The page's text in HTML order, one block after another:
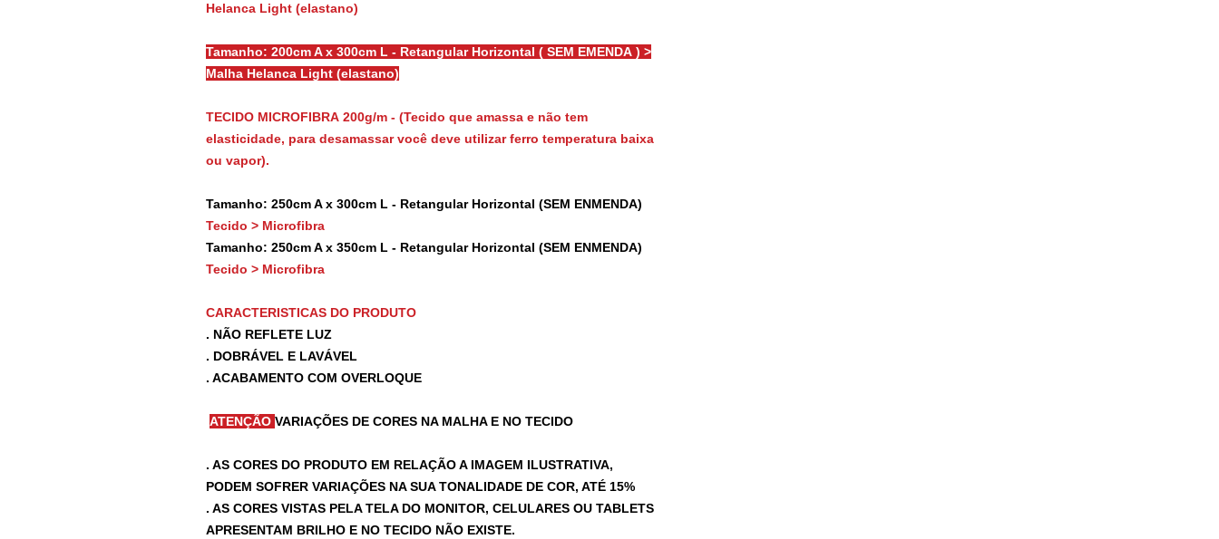
Helanca Light (elastano)
Tamanho: 200cm A x 300cm L - Retangular Horizontal ( SEM EMENDA ) >
Malha Helanca Light (elastano)
TECIDO MICROFIBRA 200g/m - (Tecido que amassa e não tem
elasticidade, para desamassar você deve utilizar ferro temperatura baixa
ou vapor).
Tamanho: 250cm A x 300cm L - Retangular Horizontal (SEM ENMENDA)
Tecido > Microfibra
Tamanho: 250cm A x 350cm L - Retangular Horizontal (SEM ENMENDA)
Tecido > Microfibra
CARACTERISTICAS DO PRODUTO
. NÃO REFLETE LUZ
. DOBRÁVEL E LAVÁVEL
. ACABAMENTO COM OVERLOQUE
ATENÇÃO VARIAÇÕES DE CORES NA MALHA E NO TECIDO
. AS CORES DO PRODUTO EM RELAÇÃO A IMAGEM ILUSTRATIVA,
PODEM SOFRER VARIAÇÕES NA SUA TONALIDADE DE COR, ATÉ 15%
. AS CORES VISTAS PELA TELA DO MONITOR, CELULARES OU TABLETS
APRESENTAM BRILHO E NO TECIDO NÃO EXISTE.